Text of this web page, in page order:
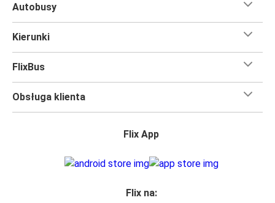
Autobusy
Kierunki
FlixBus
Obsługa klienta
Flix App
Flix na: